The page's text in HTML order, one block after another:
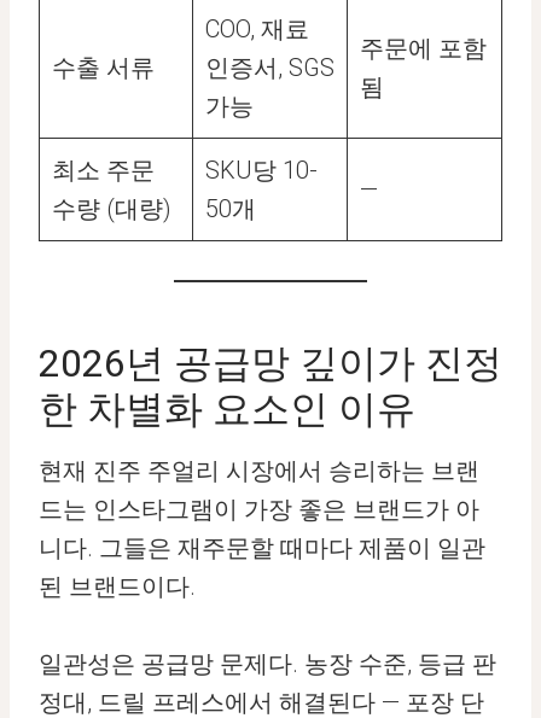
수출 서류
COO, 재료
인증서, SGS
가능
주문에 포함
됨
최소 주문
수량 (대량)
SKU당 10-
50개
—
2026년 공급망 깊이가 진정
한 차별화 요소인 이유
현재 진주 주얼리 시장에서 승리하는 브랜
드는 인스타그램이 가장 좋은 브랜드가 아
니다. 그들은 재주문할 때마다 제품이 일관
된 브랜드이다.
일관성은 공급망 문제다. 농장 수준, 등급 판
정대, 드릴 프레스에서 해결된다 — 포장 단